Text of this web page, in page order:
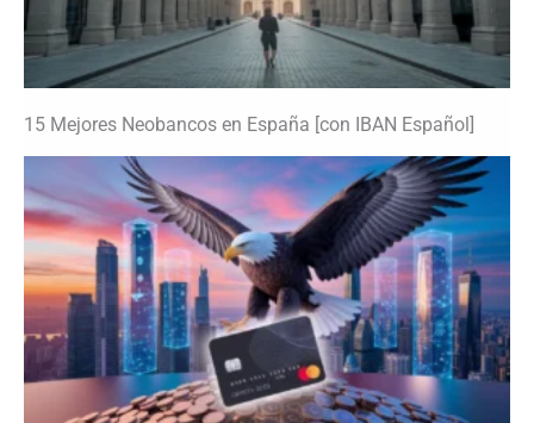
15 Mejores Neobancos en España [con IBAN Español]